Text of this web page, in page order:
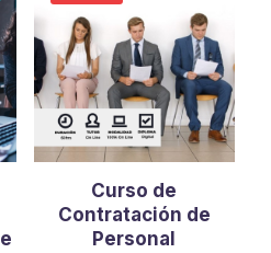
Curso de
Contratación de
Personal